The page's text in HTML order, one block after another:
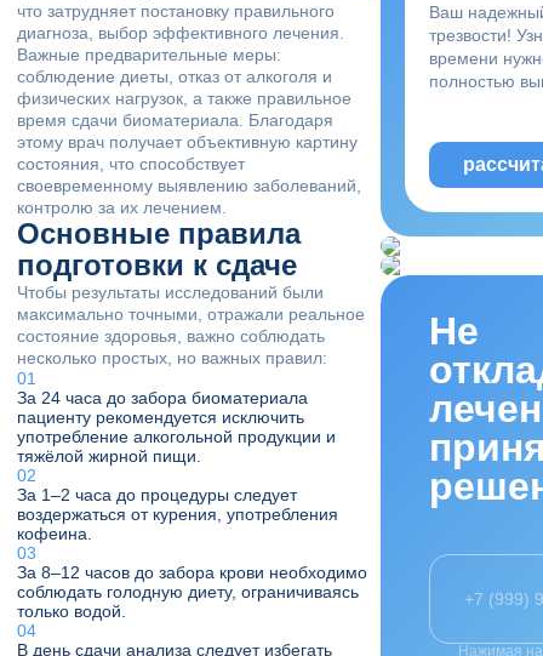
что затрудняет постановку правильного
диагноза, выбор эффективного лечения.
Важные предварительные меры:
соблюдение диеты, отказ от алкоголя и
физических нагрузок, а также правильное
время сдачи биоматериала. Благодаря
этому врач получает объективную картину
состояния, что способствует
своевременному выявлению заболеваний,
контролю за их лечением.
Основные правила
подготовки к сдаче
Чтобы результаты исследований были
максимально точными, отражали реальное
состояние здоровья, важно соблюдать
несколько простых, но важных правил:
За 24 часа до забора биоматериала
пациенту рекомендуется исключить
употребление алкогольной продукции и
тяжёлой жирной пищи.
За 1–2 часа до процедуры следует
воздержаться от курения, употребления
кофеина.
За 8–12 часов до забора крови необходимо
соблюдать голодную диету, ограничиваясь
только водой.
В день сдачи анализа следует избегать
Ваш
трезвости!
времени
полностью
Не
Нажимая на